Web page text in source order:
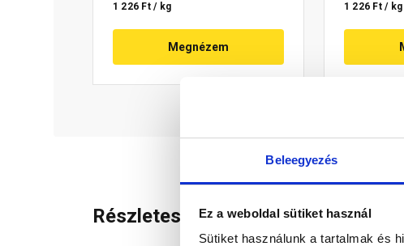
Beleegyezés
Ez a weboldal sütiket használ
Sütiket használunk a tartalmak és
1 226 Ft / kg
Megnézem
1 226 Ft / kg
Részletes leírás